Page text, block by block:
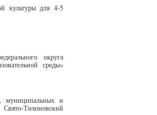
культуры для 4-5
округа
среды»
муниципальных и
Тихоновский